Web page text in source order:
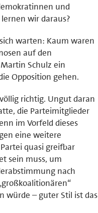
und
wir daraus?
warten: Kaum waren
auf den
Schulz ein
Opposition gehen.
richtig. Ungut daran
die Parteimitglieder
im Vorfeld dieses
eine weitere
quasi greifbar
sein muss, um
nach
würde – guter Stil ist das